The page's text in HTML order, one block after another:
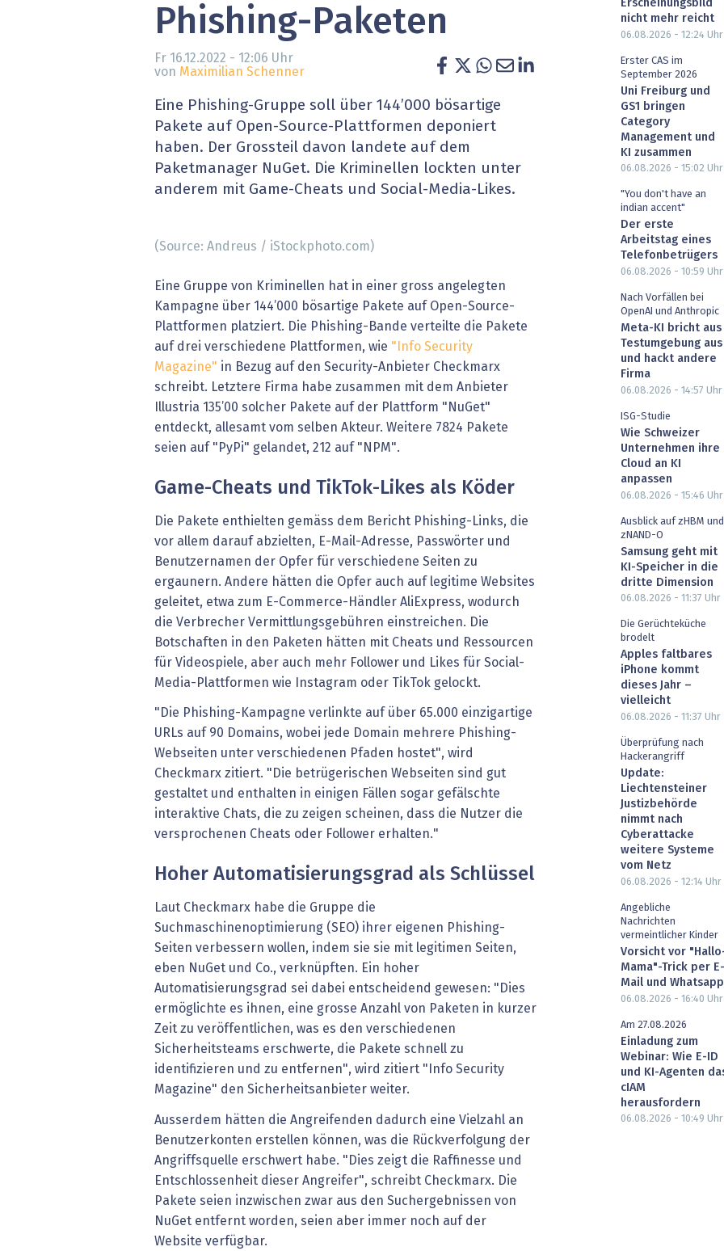
» alle News Gesundheit wird digital
EU-DSGVO
XaaS, Managed Services & Co.
Digital Banking
Artificial Intelligence
Fintech & Insurtech
Professional AV & Digital Signage
Phishing-Paketen
Fr 16.12.2022 - 12:06 Uhr
von Maximilian Schenner
Eine Phishing-Gruppe soll über 144’000 bösartige
Pakete auf Open-Source-Plattformen deponiert
haben. Der Grossteil davon landete auf dem
Paketmanager NuGet. Die Kriminellen lockten unter
anderem mit Game-Cheats und Social-Media-Likes.
(Source: Andreus / iStockphoto.com)
Eine Gruppe von Kriminellen hat in einer gross angelegten
Kampagne über 144’000 bösartige Pakete auf Open-Source-
Plattformen platziert. Die Phishing-Bande verteilte die Pakete
auf drei verschiedene Plattformen, wie "Info Security
Magazine" in Bezug auf den Security-Anbieter Checkmarx
schreibt. Letztere Firma habe zusammen mit dem Anbieter
Illustria 135’00 solcher Pakete auf der Plattform "NuGet"
entdeckt, allesamt vom selben Akteur. Weitere 7824 Pakete
seien auf "PyPi" gelandet, 212 auf "NPM".
Game-Cheats und TikTok-Likes als Köder
Die Pakete enthielten gemäss dem Bericht Phishing-Links, die
vor allem darauf abzielten, E-Mail-Adresse, Passwörter und
Benutzernamen der Opfer für verschiedene Seiten zu
ergaunern. Andere hätten die Opfer auch auf legitime Websites
geleitet, etwa zum E-Commerce-Händler AliExpress, wodurch
die Verbrecher Vermittlungsgebühren einstreichen. Die
Botschaften in den Paketen hätten mit Cheats und Ressourcen
für Videospiele, aber auch mehr Follower und Likes für Social-
Media-Plattformen wie Instagram oder TikTok gelockt.
"Die Phishing-Kampagne verlinkte auf über 65.000 einzigartige
URLs auf 90 Domains, wobei jede Domain mehrere Phishing-
Webseiten unter verschiedenen Pfaden hostet", wird
Checkmarx zitiert. "Die betrügerischen Webseiten sind gut
gestaltet und enthalten in einigen Fällen sogar gefälschte
interaktive Chats, die zu zeigen scheinen, dass die Nutzer die
versprochenen Cheats oder Follower erhalten."
Hoher Automatisierungsgrad als Schlüssel
Laut Checkmarx habe die Gruppe die
Suchmaschinenoptimierung (SEO) ihrer eigenen Phishing-
Seiten verbessern wollen, indem sie sie mit legitimen Seiten,
eben NuGet und Co., verknüpften. Ein hoher
Automatisierungsgrad sei dabei entscheidend gewesen: "Dies
ermöglichte es ihnen, eine grosse Anzahl von Paketen in kurzer
Zeit zu veröffentlichen, was es den verschiedenen
Sicherheitsteams erschwerte, die Pakete schnell zu
identifizieren und zu entfernen", wird zitiert "Info Security
Magazine" den Sicherheitsanbieter weiter.
Ausserdem hätten die Angreifenden dadurch eine Vielzahl an
Benutzerkonten erstellen können, was die Rückverfolgung der
Angriffsquelle erschwert habe. "Dies zeigt die Raffinesse und
Entschlossenheit dieser Angreifer", schreibt Checkmarx. Die
Pakete seien inzwischen zwar aus den Suchergebnissen von
NuGet entfernt worden, seien aber immer noch auf der
Website verfügbar.
Erscheinungsbild
nicht mehr reicht
06.08.2026 - 12:24 Uhr
Erster CAS im
September 2026
Uni Freiburg und
GS1 bringen
Category
Management und
KI zusammen
06.08.2026 - 15:02 Uhr
"You don't have an
indian accent"
Der erste
Arbeitstag eines
Telefonbetrügers
06.08.2026 - 10:59 Uhr
Nach Vorfällen bei
OpenAI und Anthropic
Meta-KI bricht aus
Testumgebung aus
und hackt andere
Firma
06.08.2026 - 14:57 Uhr
ISG-Studie
Wie Schweizer
Unternehmen ihre
Cloud an KI
anpassen
06.08.2026 - 15:46 Uhr
Ausblick auf zHBM und
zNAND-O
Samsung geht mit
KI-Speicher in die
dritte Dimension
06.08.2026 - 11:37 Uhr
Die Gerüchteküche
brodelt
Apples faltbares
iPhone kommt
dieses Jahr –
vielleicht
06.08.2026 - 11:37 Uhr
Überprüfung nach
Hackerangriff
Update:
Liechtensteiner
Justizbehörde
nimmt nach
Cyberattacke
weitere Systeme
vom Netz
06.08.2026 - 12:14 Uhr
Angebliche
Nachrichten
vermeintlicher Kinder
Vorsicht vor
Mama"-Trick per E-
Mail und Whatsapp
06.08.2026 - 16:40 Uhr
Am 27.08.2026
Einladung zum
Webinar: Wie E-ID
und KI-Agenten
cIAM
herausfordern
06.08.2026 - 10:49 Uhr